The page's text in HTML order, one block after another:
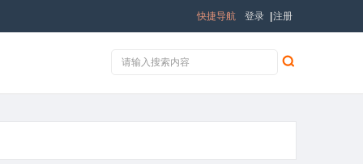
登录 注册
快捷导航